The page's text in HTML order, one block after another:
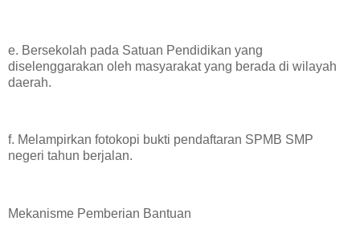
e. Bersekolah pada Satuan Pendidikan yang
diselenggarakan oleh masyarakat yang berada di wilayah
daerah.
f. Melampirkan fotokopi bukti pendaftaran SPMB SMP
negeri tahun berjalan.
Mekanisme Pemberian Bantuan